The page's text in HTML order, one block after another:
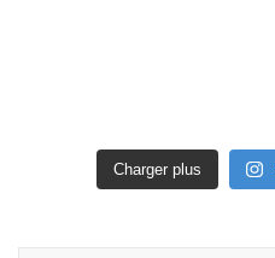
Charger plus